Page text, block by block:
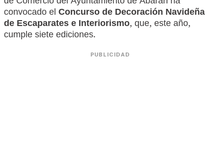
convocado el Concurso de Decoración Navideña
de Escaparates e Interiorismo, que, este año,
cumple siete ediciones.
PUBLICIDAD